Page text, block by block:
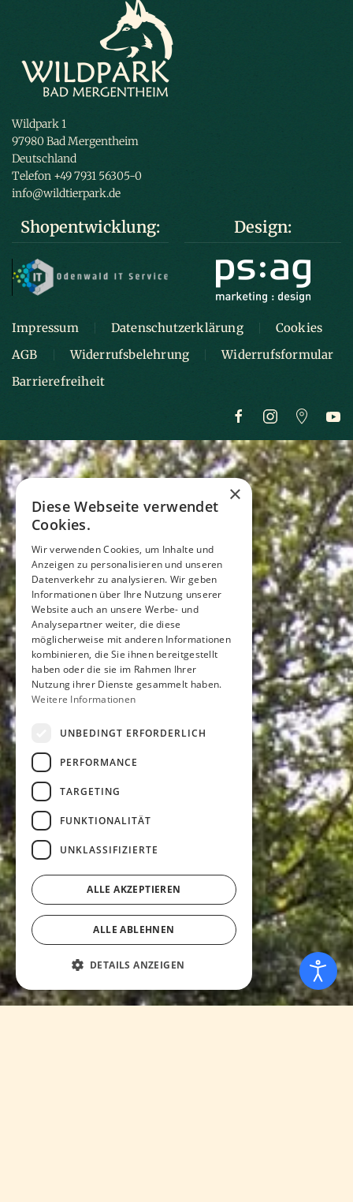
Wildpark 1
97980 Bad Mergentheim
Deutschland
Telefon +49 7931 56305-0
info@wildtierpark.de
Shopentwicklung: Design:
Impressum Datenschutzerklärung
Cookies
AGB
Widerrufsbelehrung
Widerrufsformular
Barrierefreiheit
×
Diese Webseite verwendet
Cookies.
Wir verwenden Cookies, um Inhalte und
Anzeigen zu personalisieren und unseren
Datenverkehr zu analysieren. Wir geben
Informationen über Ihre Nutzung unserer
Website auch an unsere Werbe- und
Analysepartner weiter, die diese
möglicherweise mit anderen Informationen
kombinieren, die Sie ihnen bereitgestellt
haben oder die sie im Rahmen Ihrer
Nutzung ihrer Dienste gesammelt haben.
Weitere Informationen
UNBEDINGT ERFORDERLICH
PERFORMANCE
TARGETING
FUNKTIONALITÄT
UNKLASSIFIZIERTE
ALLE AKZEPTIEREN
ALLE ABLEHNEN
DETAILS ANZEIGEN